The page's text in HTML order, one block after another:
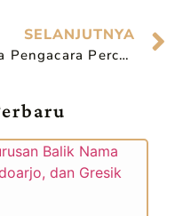
SELANJUTNYA
Jasa Pengacara Perceraian di Malang